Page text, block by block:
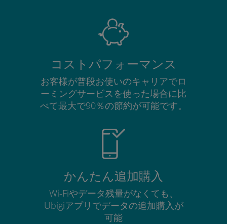
コストパフォーマンス
お客様が普段お使いのキャリアでロ
ーミングサービスを使った場合に比
べて最大で90％の節約が可能です。
かんたん追加購入
Wi-Fiやデータ残量がなくても、
Ubigiアプリでデータの追加購入が
可能